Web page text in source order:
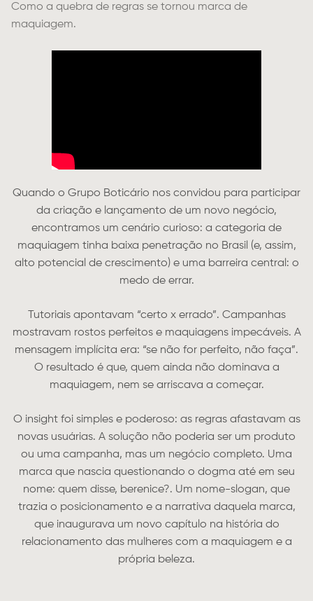
Como a quebra de regras se tornou marca de
maquiagem.
Quando o Grupo Boticário nos convidou para participar
da criação e lançamento de um novo negócio,
encontramos um cenário curioso: a categoria de
maquiagem tinha baixa penetração no Brasil (e, assim,
alto potencial de crescimento) e uma barreira central: o
medo de errar.
Tutoriais apontavam “certo x errado”. Campanhas
mostravam rostos perfeitos e maquiagens impecáveis. A
mensagem implícita era: “se não for perfeito, não faça”.
O resultado é que, quem ainda não dominava a
maquiagem, nem se arriscava a começar.
O insight foi simples e poderoso: as regras afastavam as
novas usuárias. A solução não poderia ser um produto
ou uma campanha, mas um negócio completo. Uma
marca que nascia questionando o dogma até em seu
nome: quem disse, berenice?. Um nome-slogan, que
trazia o posicionamento e a narrativa daquela marca,
que inaugurava um novo capítulo na história do
relacionamento das mulheres com a maquiagem e a
própria beleza.